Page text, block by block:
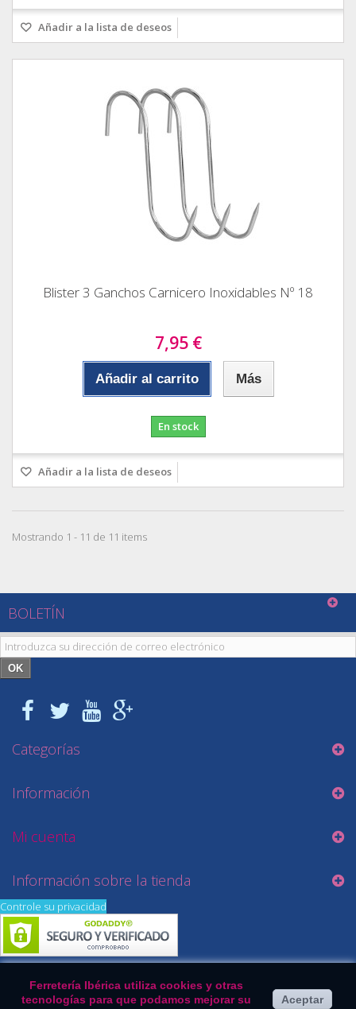
Añadir a la lista de deseos
Blister 3 Ganchos Carnicero Inoxidables Nº 18
7,95 €
Añadir al carrito Más
En stock
Añadir a la lista de deseos
Mostrando 1 - 11 de 11 items
BOLETÍN
OK
Categorías
Información
Mi cuenta
Información sobre la tienda
Ferretería Ibérica utiliza cookies y otras
tecnologías para que podamos mejorar su
Aceptar
Controle su privacidad